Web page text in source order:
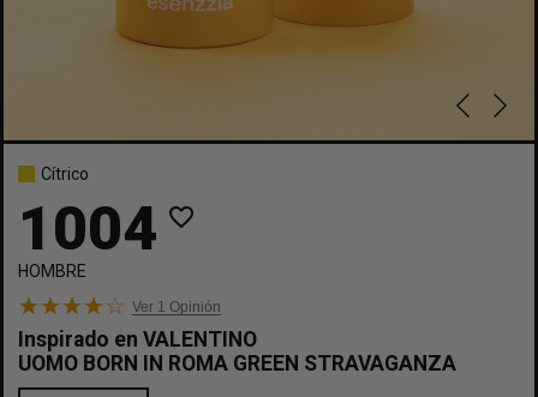
Cítrico
1004 favorite_border
HOMBRE
Ver 1 Opinión
Inspirado en VALENTINO
UOMO BORN IN ROMA GREEN STRAVAGANZA